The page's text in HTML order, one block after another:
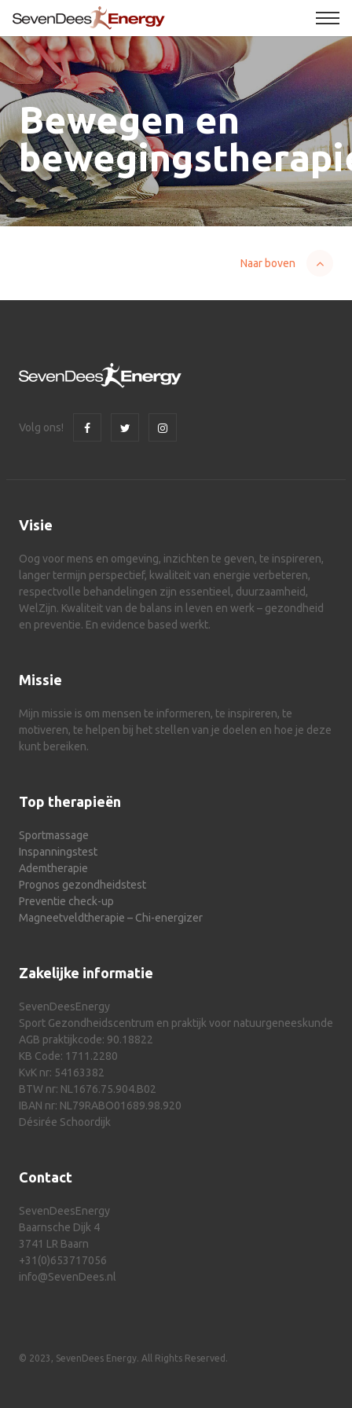
Bewegen en
Naar boven
Volg ons!
Visie
Oog voor mens en omgeving, inzichten te geven, te inspireren,
langer termijn perspectief, kwaliteit van energie verbeteren,
respectvolle behandelingen zijn essentieel, duurzaamheid,
WelZijn. Kwaliteit van de balans in leven en werk – gezondheid
en preventie. En evidence based werkt.
Missie
Mijn missie is om mensen te informeren, te inspireren, te
motiveren, te helpen bij het stellen van je doelen en hoe je deze
kunt bereiken.
Top therapieën
Sportmassage
Inspanningstest
Ademtherapie
Prognos gezondheidstest
Preventie check-up
Magneetveldtherapie – Chi-energizer
Zakelijke informatie
SevenDeesEnergy
Sport Gezondheidscentrum en praktijk voor natuurgeneeskunde
AGB praktijkcode: 90.18822
KB Code: 1711.2280
KvK nr: 54163382
BTW nr: NL1676.75.904.B02
IBAN nr: NL79RABO01689.98.920
Désirée Schoordijk
Contact
SevenDeesEnergy
Baarnsche Dijk 4
3741 LR Baarn
+31(0)653717056
info@SevenDees.nl
© 2023, SevenDees Energy. All Rights Reserved.